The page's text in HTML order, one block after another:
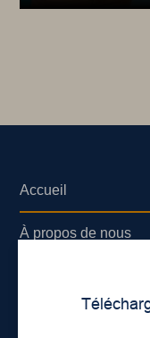
Accueil
À propos de nous